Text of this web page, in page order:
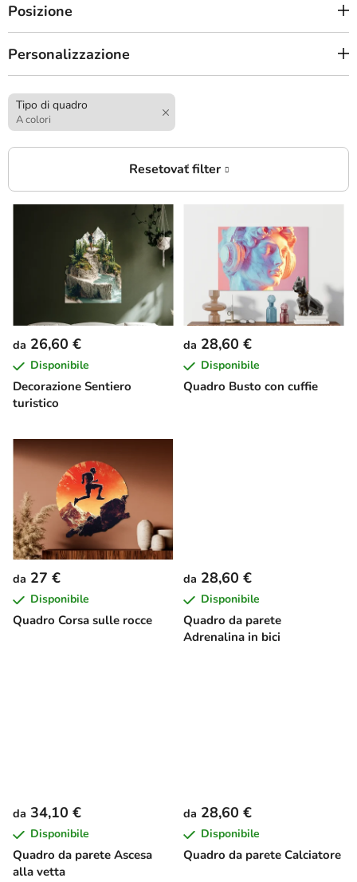
Posizione
Personalizzazione
Tipo di quadro
A colori
E
d
e
p
o
d
t
Decorazione Sentiero
turistico
da 26,60 €
Disponibile
Quadro Busto con cuffie
da 28,60 €
Disponibile
Quadro Corsa sulle rocce
da 27 €
Disponibile
Quadro da parete
Adrenalina in bici
da 28,60 €
Disponibile
Quadro da parete Ascesa
alla vetta
da 34,10 €
Disponibile
Quadro da parete Calciatore
da 28,60 €
Disponibile